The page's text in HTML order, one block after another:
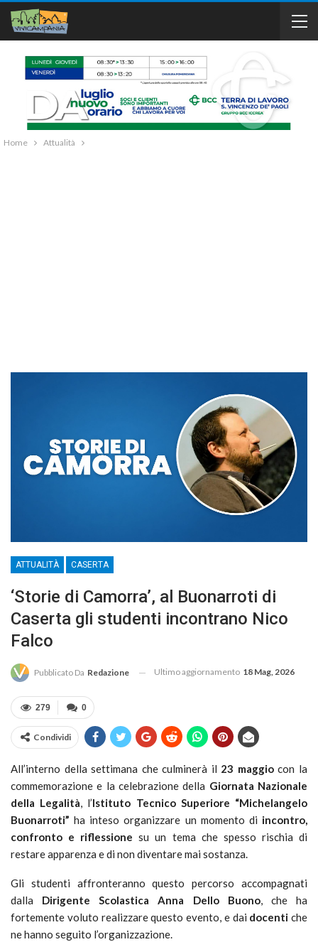
Home Attualità
ATTUALITÀ CASERTA
‘Storie di Camorra’, al Buonarroti di
Caserta gli studenti incontrano Nico
Falco
Pubblicato Da Redazione Ultimo aggiornamento 18 Mag, 2026
0
279
Condividi
All’interno della settimana che culminerà il 23 maggiocon la
commemorazione e la celebrazione della Giornata Nazionale
della Legalità, l’Istituto Tecnico Superiore “Michelangelo
Buonarroti” ha inteso organizzare un momento di incontro,
confronto e riflessione su un tema che spesso rischia di
restare apparenza e di non diventare mai sostanza.
Gli studenti affronteranno questo percorso accompagnati
dalla Dirigente Scolastica Anna Dello Buono, che ha
fortemente voluto realizzare questo evento, e dai docenti che
ne hanno seguito l’organizzazione.